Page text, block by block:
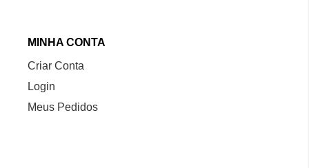
MINHA CONTA
Criar Conta
Login
Meus Pedidos